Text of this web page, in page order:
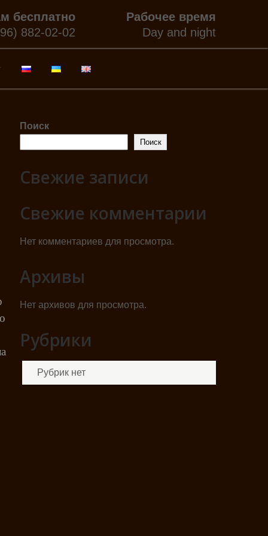
бесплатно
882-02-02
Рабочее время
Day and night
Поиск
Поиск
Свежие записи
Свежие комментарии
Нет комментариев для просмотра.
Архивы
Нет архивов для просмотра.
Рубрики
Рубрик нет